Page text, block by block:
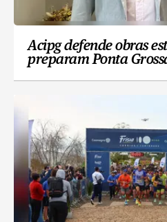
Acipg defende obras
preparam Ponta